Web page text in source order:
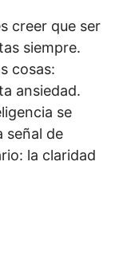
creer que ser
siempre.
cosas:
ansiedad.
se
señal de
la claridad